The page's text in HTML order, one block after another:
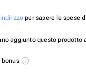
per sapere le spese
aggiunto questo prodotto
bonus